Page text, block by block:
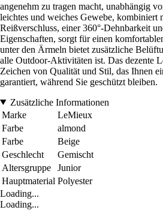
angenehm zu tragen macht, unabhängig
leichtes und weiches Gewebe, kombiniert
Reißverschluss, einer 360°-Dehnbarkeit
Eigenschaften, sorgt für einen
unter den Ärmeln bietet zusätzliche
alle Outdoor-Aktivitäten ist. Das dezente
Zeichen von Qualität und Stil, das Ihnen
garantiert, während Sie geschützt bleiben.
Zusätzliche Informationen
Marke
LeMieux
Farbe
almond
Farbe
Beige
Geschlecht
Gemischt
Altersgruppe
Junior
Hauptmaterial Polyester
Loading...
Loading...